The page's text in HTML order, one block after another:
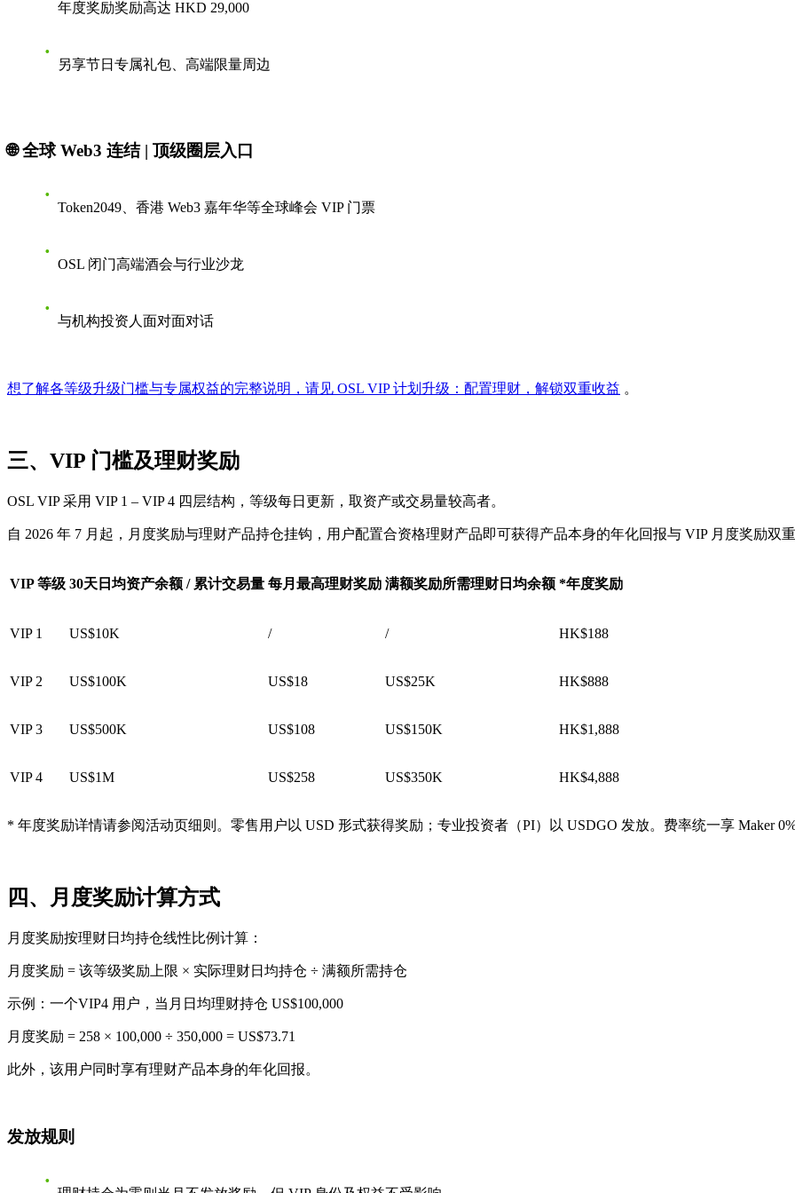
年度奖励奖励高达 HKD 29,000
另享节日专属礼包、高端限量周边
🌐 全球 Web3 连结 | 顶级圈层入口
Token2049、香港 Web3 嘉年华等全球峰会 VIP 门票
OSL 闭门高端酒会与行业沙龙
与机构投资人面对面对话
想了解各等级升级门槛与专属权益的完整说明，请见 OSL VIP 计划升级：配置理财，解锁双重收益 。
三、VIP 门槛及理财奖励
OSL VIP 采用 VIP 1 – VIP 4 四层结构，等级每日更新，取资产或交易量较高者。
自 2026 年 7 月起，月度奖励与理财产品持仓挂钩，用户配置合资格理财产品即可获得产品本身的年化回报与 VIP 月度奖励双
VIP 等级 30天日均资产余额 / 累计交易量 每月最高理财奖励 满额奖励所需理财日均余额 *年度奖励
VIP 1 US$10K / / HK$188
VIP 2 US$100K US$18 US$25K HK$888
VIP 3 US$500K US$108 US$150K HK$1,888
VIP 4 US$1M US$258 US$350K HK$4,888
* 年度奖励详情请参阅活动页细则。零售用户以 USD 形式获得奖励；专业投资者（PI）以 USDGO 发放。费率统一享 Maker
四、月度奖励计算方式
月度奖励按理财日均持仓线性比例计算：
月度奖励 = 该等级奖励上限 × 实际理财日均持仓 ÷ 满额所需持仓
示例 ：一个VIP4 用户，当月日均理财持仓 US$100,000
月度奖励 = 258 × 100,000 ÷ 350,000 = US$73.71
此外，该用户同时享有理财产品本身的年化回报。
发放规则